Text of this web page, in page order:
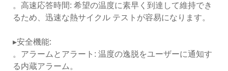
。高速応答時間: 希望の温度に素早く到達して維持でき
るため、迅速な熱サイクル テストが容易になります。
▸安全機能:
。アラームとアラート: 温度の逸脱をユーザーに通知す
る内蔵アラーム。